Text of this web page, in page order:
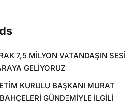
7,5 MİLYON VATANDAŞIN SESİ
GELİYORUZ
KURULU BAŞKANI MURAT
GÜNDEMİYLE İLGİLİ